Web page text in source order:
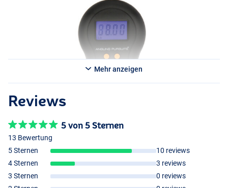
Mehr anzeigen
Reviews
5 von 5 Sternen
13 Bewertung
5 Sternen
10 reviews
4 Sternen
3 reviews
3 Sternen
0 reviews